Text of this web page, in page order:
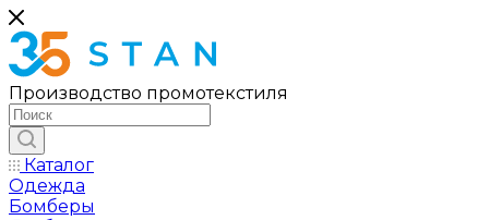
Производство промотекстиля
Каталог
Одежда
Бомберы